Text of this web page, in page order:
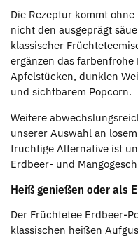
Die Rezeptur kommt
nicht den ausgeprägt
klassischer
ergänzen das
Apfelstücken, dunklen
und sichtbarem Popcorn.
Weitere
unserer Auswahl an
fruchtige Alternative ist
Erdbeer- und
Heiß genießen oder als
Der Früchtetee Erdbeer-
klassischen heißen